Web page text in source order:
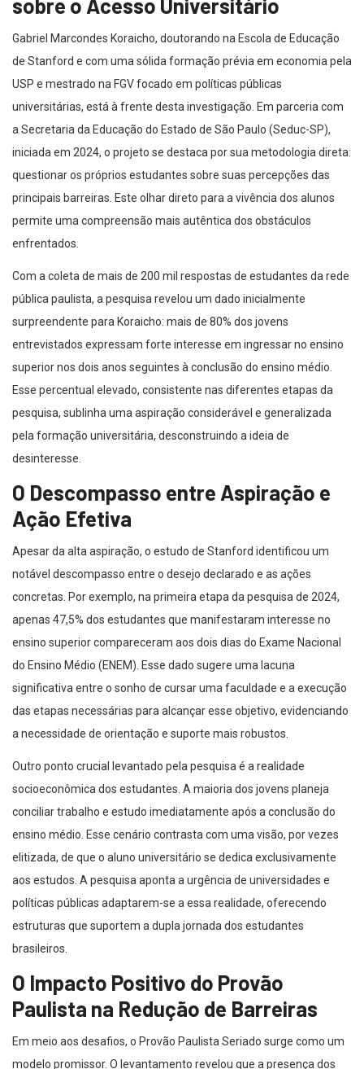
sobre o Acesso Universitário
Gabriel Marcondes Koraicho, doutorando na Escola de Educação
de Stanford e com uma sólida formação prévia em economia pela
USP e mestrado na FGV focado em políticas públicas
universitárias, está à frente desta investigação. Em parceria com
a Secretaria da Educação do Estado de São Paulo (Seduc-SP),
iniciada em 2024, o projeto se destaca por sua metodologia direta:
questionar os próprios estudantes sobre suas percepções das
principais barreiras. Este olhar direto para a vivência dos alunos
permite uma compreensão mais autêntica dos obstáculos
enfrentados.
Com a coleta de mais de 200 mil respostas de estudantes da rede
pública paulista, a pesquisa revelou um dado inicialmente
surpreendente para Koraicho: mais de 80% dos jovens
entrevistados expressam forte interesse em ingressar no ensino
superior nos dois anos seguintes à conclusão do ensino médio.
Esse percentual elevado, consistente nas diferentes etapas da
pesquisa, sublinha uma aspiração considerável e generalizada
pela formação universitária, desconstruindo a ideia de
desinteresse.
O Descompasso entre Aspiração e
Ação Efetiva
Apesar da alta aspiração, o estudo de Stanford identificou um
notável descompasso entre o desejo declarado e as ações
concretas. Por exemplo, na primeira etapa da pesquisa de 2024,
apenas 47,5% dos estudantes que manifestaram interesse no
ensino superior compareceram aos dois dias do Exame Nacional
do Ensino Médio (ENEM). Esse dado sugere uma lacuna
significativa entre o sonho de cursar uma faculdade e a execução
das etapas necessárias para alcançar esse objetivo, evidenciando
a necessidade de orientação e suporte mais robustos.
Outro ponto crucial levantado pela pesquisa é a realidade
socioeconômica dos estudantes. A maioria dos jovens planeja
conciliar trabalho e estudo imediatamente após a conclusão do
ensino médio. Esse cenário contrasta com uma visão, por vezes
elitizada, de que o aluno universitário se dedica exclusivamente
aos estudos. A pesquisa aponta a urgência de universidades e
políticas públicas adaptarem-se a essa realidade, oferecendo
estruturas que suportem a dupla jornada dos estudantes
brasileiros.
O Impacto Positivo do Provão
Paulista na Redução de Barreiras
Em meio aos desafios, o Provão Paulista Seriado surge como um
modelo promissor. O levantamento revelou que a presença dos